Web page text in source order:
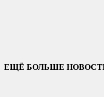
ЕЩЁ БОЛЬШЕ